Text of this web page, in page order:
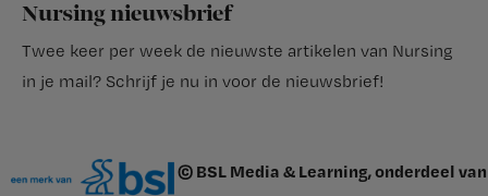
Nursing nieuwsbrief
Twee keer per week de nieuwste artikelen van Nursing
in je mail? Schrijf je nu in voor de nieuwsbrief!
© BSL Media & Learning, onderdeel van